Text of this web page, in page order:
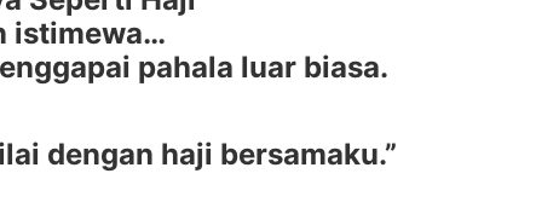
istimewa…
pahala luar biasa.
dengan haji bersamaku.”